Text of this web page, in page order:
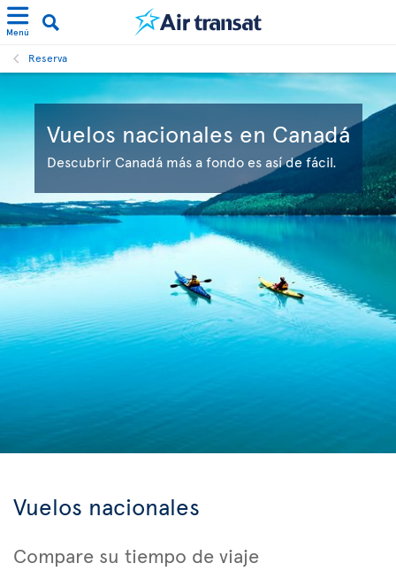
Menú
Reserva
Vuelos nacionales en Canadá
Descubrir Canadá más a fondo es así de fácil.
Vuelos nacionales
Compare su tiempo de viaje